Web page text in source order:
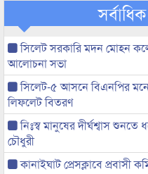
সিলেট সরকারি মদন মোহন
আলোচনা সভা
সিলেট-৫ আসনে বিএনপির
লিফলেট বিতরণ
নিঃস্ব মানুষের দীর্ঘশ্বাস
চৌধুরী
কানাইঘাট প্রেসক্লাবে প্রবাসী